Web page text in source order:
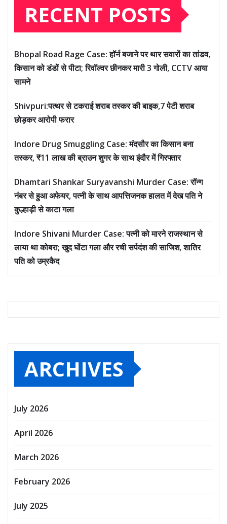
RECENT POSTS
Bhopal Road Rage Case: हॉर्न बजाने पर थार सवारों का तांडव,
किसान को डंडों से पीटा; रिवॉल्वर छीनकर मारी 3 गोली, CCTV आया
सामने
Shivpuri:पत्थर से टकराई शराब तस्कर की बाइक,7 पेटी शराब
छोड़कर आरोपी फरार
Indore Drug Smuggling Case: मंदसौर का किसान बना
तस्कर, ₹11 लाख की ब्राउन शुगर के साथ इंदौर में गिरफ्तार
Dhamtari Shankar Suryavanshi Murder Case: रॉन्ग
नंबर से हुआ अफेयर, पत्नी के साथ आपत्तिजनक हालत में देख पति ने
कुल्हाड़ी से काटा गला
Indore Shivani Murder Case: पत्नी को मारने राजस्थान से
लाया था कोबरा; खुद घोंटा गला और रची सर्पदंश की साजिश, शातिर
पति को उम्रकैद
ARCHIVES
July 2026
April 2026
March 2026
February 2026
July 2025